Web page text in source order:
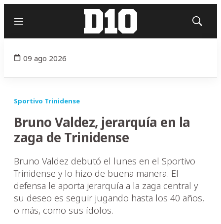
Menú
Mostrar
09 ago 2026
Sportivo Trinidense
Bruno Valdez, jerarquía en la
zaga de Trinidense
Bruno Valdez debutó el lunes en el Sportivo
Trinidense y lo hizo de buena manera. El
defensa le aporta jerarquía a la zaga central y
su deseo es seguir jugando hasta los 40 años,
o más, como sus ídolos.